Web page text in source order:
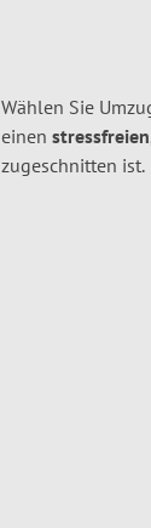
Wählen Sie
einen
zugeschnitten ist.